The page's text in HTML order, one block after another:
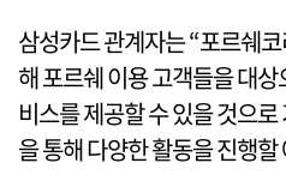
삼성카드 관계자는 “포르쉐
해 포르쉐 이용 고객들을 대
비스를 제공할 수 있을 것으
을 통해 다양한 활동을 진행